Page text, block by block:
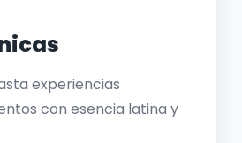
experiencias
con esencia latina y